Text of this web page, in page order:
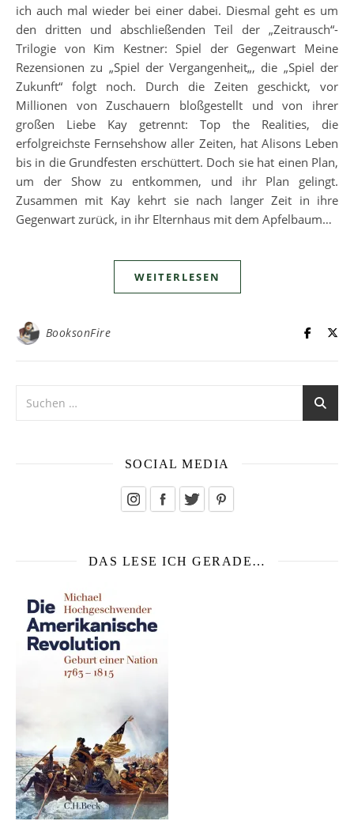
ich auch mal wieder bei einer dabei. Diesmal geht es um
den dritten und abschließenden Teil der „Zeitrausch“-
Trilogie von Kim Kestner: Spiel der Gegenwart Meine
Rezensionen zu „Spiel der Vergangenheit„, die „Spiel der
Zukunft“ folgt noch. Durch die Zeiten geschickt, vor
Millionen von Zuschauern bloßgestellt und von ihrer
großen Liebe Kay getrennt: Top the Realities, die
erfolgreichste Fernsehshow aller Zeiten, hat Alisons Leben
bis in die Grundfesten erschüttert. Doch sie hat einen Plan,
um der Show zu entkommen, und ihr Plan gelingt.
Zusammen mit Kay kehrt sie nach langer Zeit in ihre
Gegenwart zurück, in ihr Elternhaus mit dem Apfelbaum…
WEITERLESEN
BooksonFire
SOCIAL MEDIA
DAS LESE ICH GERADE…